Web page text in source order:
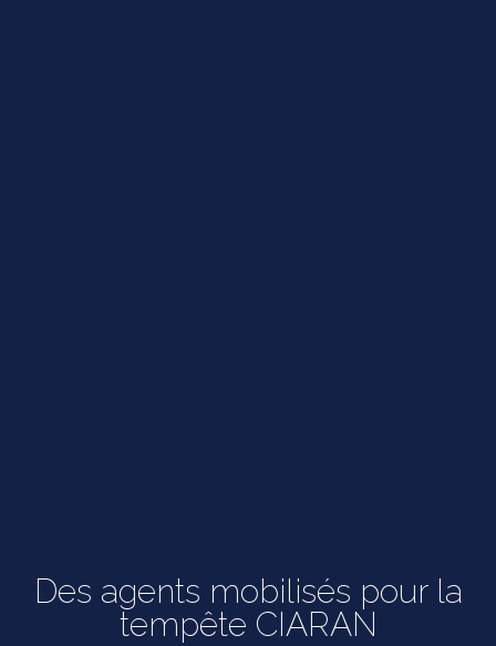
Des agents mobilisés pour la
tempête CIARAN